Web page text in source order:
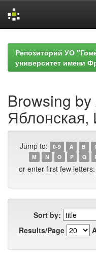
navigationРепозиторий УО
университет имени
Browsing
Jump to: 0-9 A B
M
N O P Q
or enter first few letters:
Sort by:
Results/Page